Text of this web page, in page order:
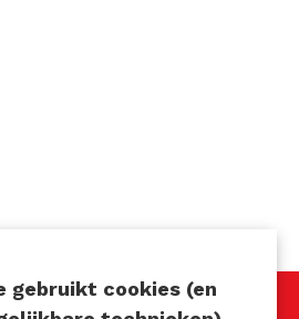
gebruikt cookies (en